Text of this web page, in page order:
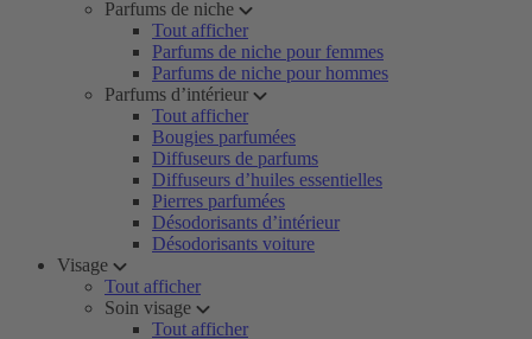
Parfums de niche
Tout afficher
Parfums de niche pour femmes
Parfums de niche pour hommes
Parfums d’intérieur
Tout afficher
Bougies parfumées
Diffuseurs de parfums
Diffuseurs d’huiles essentielles
Pierres parfumées
Désodorisants d’intérieur
Désodorisants voiture
Visage
Tout afficher
Soin visage
Tout afficher